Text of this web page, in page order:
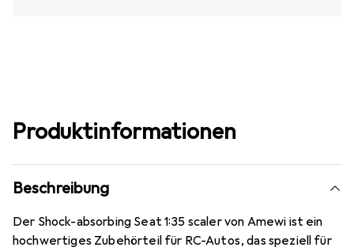
Produktinformationen
Beschreibung
Der Shock-absorbing Seat 1:35 scaler von Amewi ist ein
hochwertiges Zubehörteil für RC-Autos, das speziell für